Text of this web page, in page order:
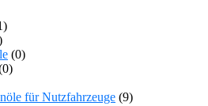
(0)
für Nutzfahrzeuge (9)